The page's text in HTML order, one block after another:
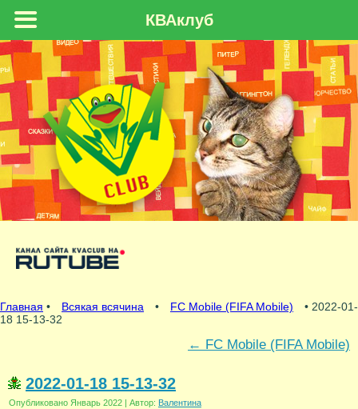
Главная • Всякая всячина • FC Mobile (FIFA Mobile)
• 2022-01-
18 15-13-32
← FC Mobile (FIFA Mobile)
2022-01-18 15-13-32
Опубликовано Январь 2022 | Автор: Валентина
КВАклуб